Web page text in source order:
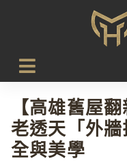
首
【高雄舊屋翻新】告
【高雄舊屋
老透天「外
全與美學